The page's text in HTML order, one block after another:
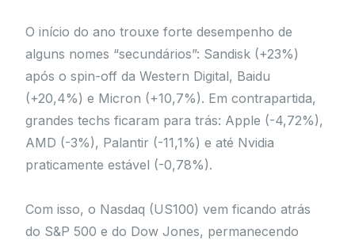
O início do ano trouxe forte desempenho de
alguns nomes “secundários”: Sandisk (+23%)
após o spin-off da Western Digital, Baidu
(+20,4%) e Micron (+10,7%). Em contrapartida,
grandes techs ficaram para trás: Apple (-4,72%),
AMD (-3%), Palantir (-11,1%) e até Nvidia
praticamente estável (-0,78%).
Com isso, o Nasdaq (US100) vem ficando atrás
do S&P 500 e do Dow Jones, permanecendo